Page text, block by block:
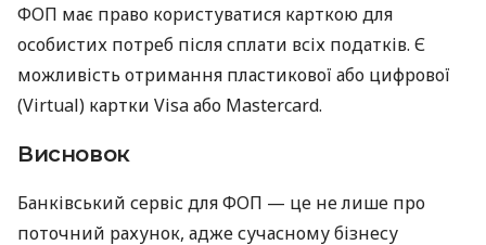
ФОП має право користуватися карткою для
особистих потреб після сплати всіх податків. Є
можливість отримання пластикової або цифрової
(Virtual) картки Visa або Mastercard.
Висновок
Банківський сервіс для ФОП — це не лише про
поточний рахунок, адже сучасному бізнесу